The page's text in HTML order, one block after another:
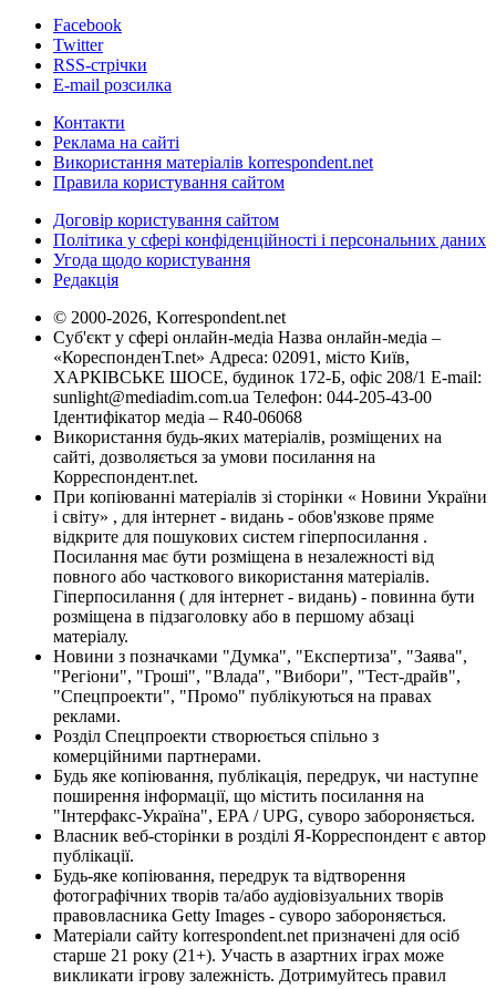
Facebook
Twitter
RSS-стрічки
E-mail розсилка
Контакти
Реклама на сайті
Використання матеріалів korrespondent.net
Правила користування сайтом
Договір користування сайтом
Політика у сфері конфіденційності і персональних даних
Угода щодо користування
Редакція
© 2000-2026, Korrespondent.net
Суб'єкт у сфері онлайн-медіа Назва онлайн-медіа –
«КореспонденТ.net» Адреса: 02091, місто Київ,
ХАРКІВСЬКЕ ШОСЕ, будинок 172-Б, офіс 208/1 E-mail:
sunlight@mediadim.com.ua Телефон: 044-205-43-00
Ідентифікатор медіа – R40-06068
Використання будь-яких матеріалів, розміщених на
сайті, дозволяється за умови посилання на
Корреспондент.net.
При копіюванні матеріалів зі сторінки « Новини України
і світу» , для інтернет - видань - обов'язкове пряме
відкрите для пошукових систем гіперпосилання .
Посилання має бути розміщена в незалежності від
повного або часткового використання матеріалів.
Гіперпосилання ( для інтернет - видань) - повинна бути
розміщена в підзаголовку або в першому абзаці
матеріалу.
Новини з позначками "Думка", "Експертиза", "Заява",
"Регіони", "Гроші", "Влада", "Вибори", "Тест-драйв",
"Спецпроекти", "Промо" публікуються на правах
реклами.
Розділ Спецпроекти створюється спільно з
комерційними партнерами.
Будь яке копіювання, публікація, передрук, чи наступне
поширення інформації, що містить посилання на
"Інтерфакс-Україна", EPA / UPG, суворо забороняється.
Власник веб-сторінки в розділі Я-Корреспондент є автор
публікації.
Будь-яке копіювання, передрук та відтворення
фотографічних творів та/або аудіовізуальних творів
правовласника Getty Images - суворо забороняється.
Матеріали сайту korrespondent.net призначені для осіб
старше 21 року (21+). Участь в азартних іграх може
викликати ігрову залежність. Дотримуйтесь правил